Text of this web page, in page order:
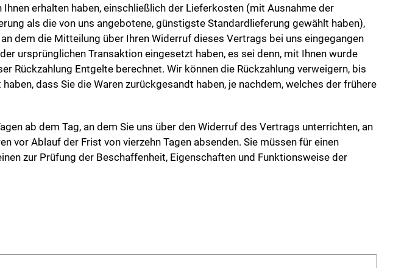
erhalten haben, einschließlich der Lieferkosten (mit Ausnahme der
als die von uns angebotene, günstigste Standardlieferung gewählt haben),
dem die Mitteilung über Ihren Widerruf dieses Vertrags bei uns eingegangen
ursprünglichen Transaktion eingesetzt haben, es sei denn, mit Ihnen wurde
Rückzahlung Entgelte berechnet. Wir können die Rückzahlung verweigern, bis
dass Sie die Waren zurückgesandt haben, je nachdem, welches der frühere
ab dem Tag, an dem Sie uns über den Widerruf des Vertrags unterrichten, an
vor Ablauf der Frist von vierzehn Tagen absenden. Sie müssen für einen
zur Prüfung der Beschaffenheit, Eigenschaften und Funktionsweise der